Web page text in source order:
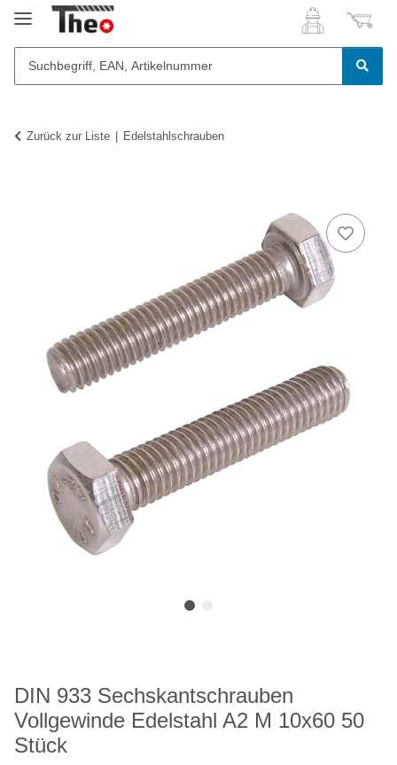
Zurück zur Liste Edelstahlschrauben
DIN 933 Sechskantschrauben
Vollgewinde Edelstahl A2 M 10x60 50
Stück